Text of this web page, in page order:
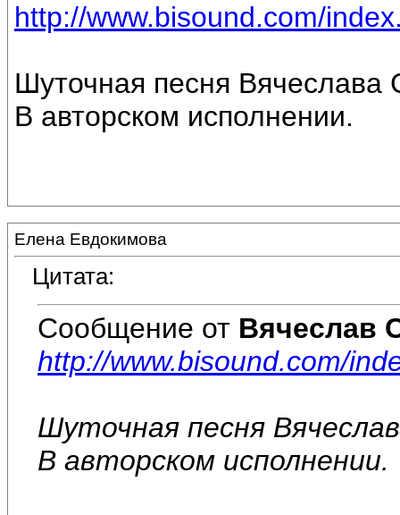
http://www.bisound.com/
Шуточная песня Вячеслава
В авторском исполнении.
Елена Евдокимова
Цитата:
Сообщение от Вячеслав
http://www.bisound.com/
Шуточная песня
В авторском исполнении.